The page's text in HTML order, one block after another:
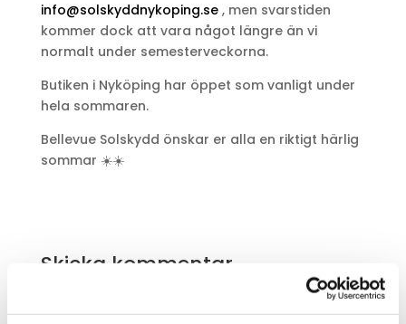
info@solskyddnykoping.se, men svarstiden
kommer dock att vara något längre än vi
normalt under semesterveckorna.
Butiken i Nyköping har öppet som vanligt under
hela sommaren.
Bellevue Solskydd önskar er alla en riktigt härlig
sommar ☀️☀️
Skicka kommentar
för att publicera en
kommentar.